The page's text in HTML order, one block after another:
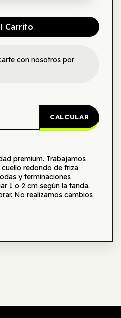
Carrito
con nosotros por
CALCULAR
premium. Trabajamos
redondo de friza
y terminaciones
1 o 2 cm según la tanda.
No realizamos cambios